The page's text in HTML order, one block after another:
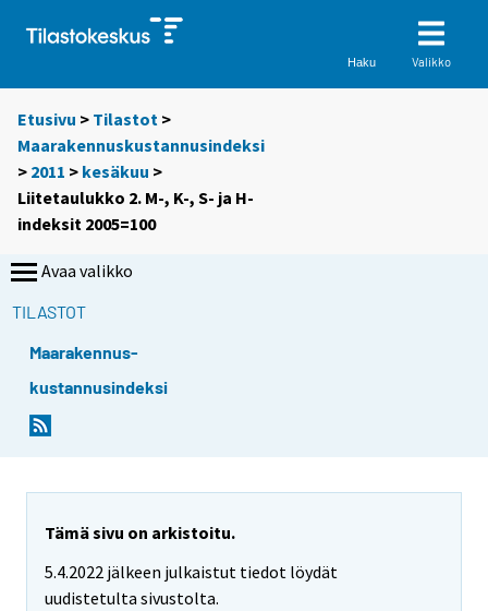
Haku Valikko
Etusivu > Tilastot >
Maarakennuskustannusindeksi
> 2011 > kesäkuu >
Liitetaulukko 2. M-, K-, S- ja H-
indeksit 2005=100
Avaa valikko
TILASTOT
Maarakennus-
kustannusindeksi
Tämä sivu on arkistoitu.
5.4.2022 jälkeen julkaistut tiedot löydät
uudistetulta sivustolta.